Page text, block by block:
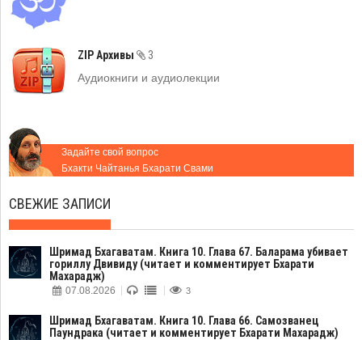
ZIP Архивы
3
Аудиокниги и аудиолекции
Задайте свой вопрос
Бхакти Чайтанья Бхарати Свами
СВЕЖИЕ ЗАПИСИ
Шримад Бхагаватам. Книга 10. Глава 67. Баларама убивает
гориллу Двивиду (читает и комментирует Бхарати
Махарадж)
07.08.2026 3
Шримад Бхагаватам. Книга 10. Глава 66. Самозванец
Паундрака (читает и комментирует Бхарати Махарадж)